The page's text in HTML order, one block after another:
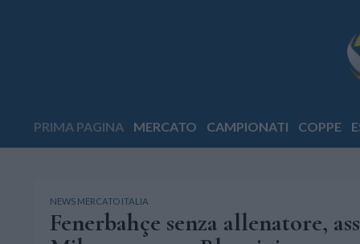
PRIMA PAGINA MERCATO CAMPIONATI COPPE
NEWS MERCATO ITALIA
Fenerbahçe senza allenatore,